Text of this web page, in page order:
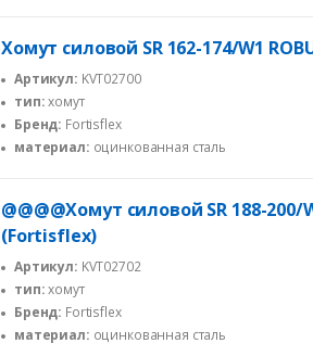
Хомут силовой SR 162-174/W1
Артикул: KVT02700
тип:хомут
Бренд: Fortisflex
материал: оцинкованная сталь
@@@@Хомут силовой SR 188-200/
(Fortisflex)
Артикул: KVT02702
тип:хомут
Бренд: Fortisflex
материал: оцинкованная сталь